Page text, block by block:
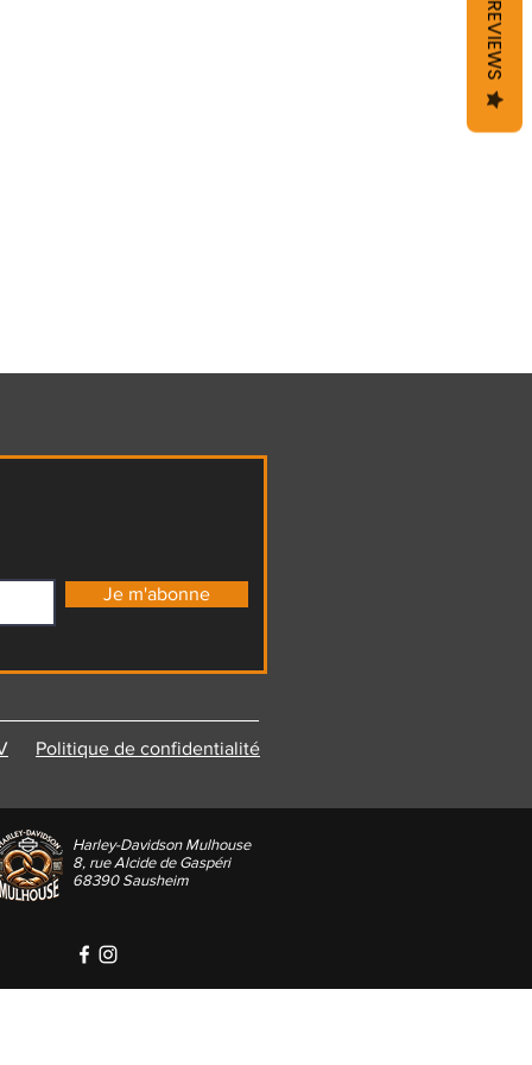
Je m'abonne
Politique de confidentialité
Harley-Davidson Mulhouse
8, rue Alcide de Gaspéri
68390 Sausheim
REVIEWS